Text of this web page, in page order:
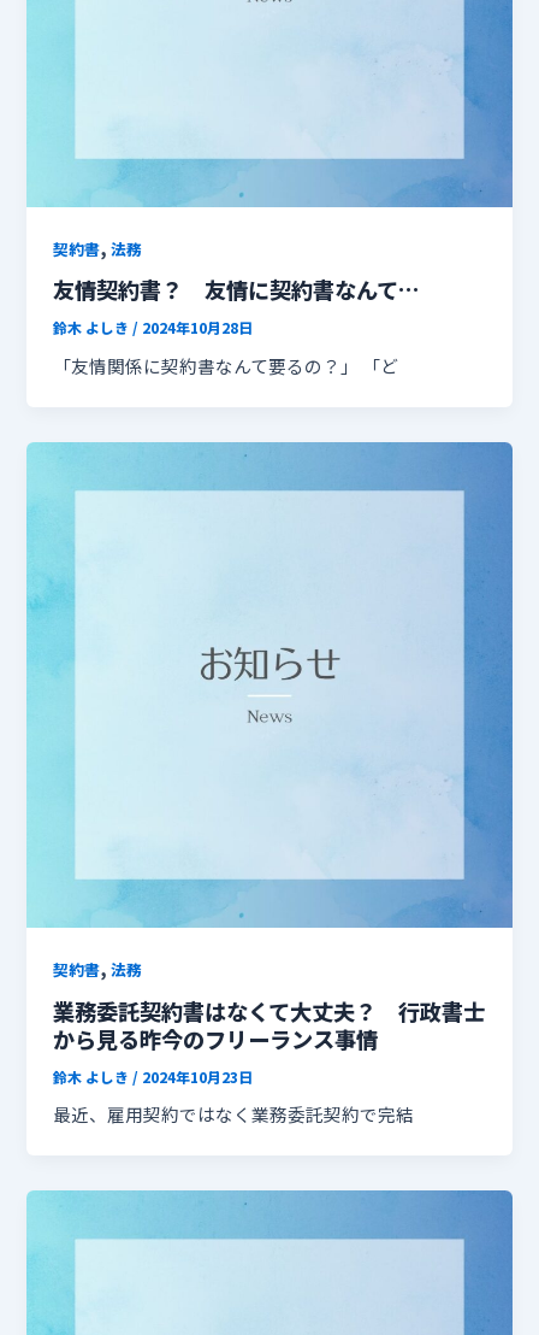
契約書,法務
友情契約書？ 友情に契約書なんて…
鈴木 よしき / 2024年10月28日
「友情関係に契約書なんて要るの？」 「ど
契約書,法務
業務委託契約書はなくて大丈夫？ 行政書士
から見る昨今のフリーランス事情
鈴木 よしき / 2024年10月23日
最近、雇用契約ではなく業務委託契約で完結